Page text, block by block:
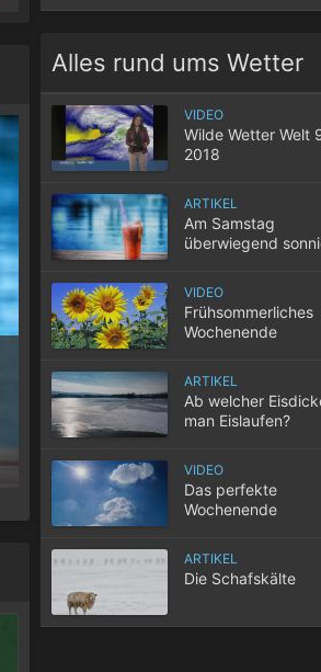
10 Tipps für einen
Wenn selbst in der Nacht die
der Wohnung nicht entweicht, wird der
Alles rund ums Wetter
VIDEO
Wilde Wetter Welt
2018
ARTIKEL
Am Samstag
überwiegend
VIDEO
Frühsommerliches
Wochenende
ARTIKEL
Ab welcher
man Eislaufen?
VIDEO
Das perfekte
Wochenende
ARTIKEL
Die Schafskälte